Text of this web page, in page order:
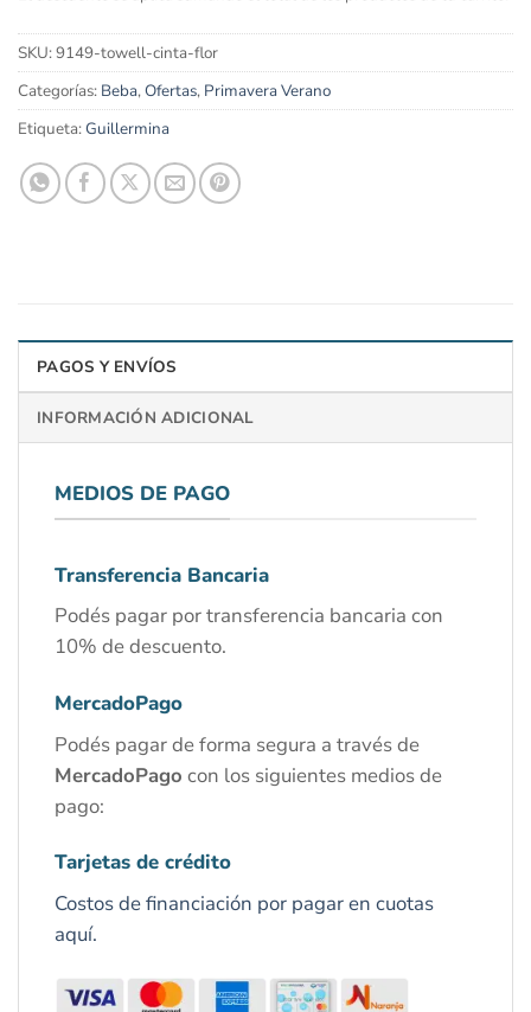
SKU:9149-towell-cinta-flor
Categorías: Beba,Ofertas, Primavera Verano
Etiqueta:Guillermina
PAGOS Y ENVÍOS
INFORMACIÓN ADICIONAL
MEDIOS DE PAGO
Transferencia Bancaria
Podés pagar por transferencia bancaria con
10% de descuento.
MercadoPago
Podés pagar de forma segura a través de
MercadoPago con los siguientes medios de
pago:
Tarjetas de crédito
Costos de financiación por pagar en cuotas
aquí.